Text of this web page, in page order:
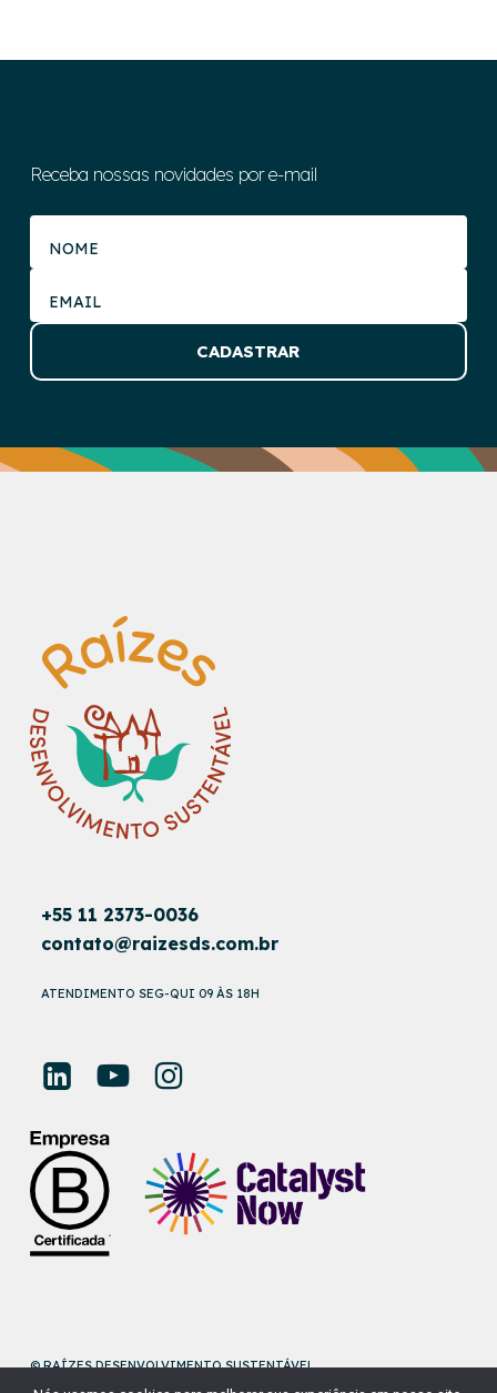
Receba nossas novidades por e-mail
+55 11 2373-0036
contato@raizesds.com.br
ATENDIMENTO SEG-QUI 09 ÀS 18H
© RAÍZES DESENVOLVIMENTO SUSTENTÁVEL